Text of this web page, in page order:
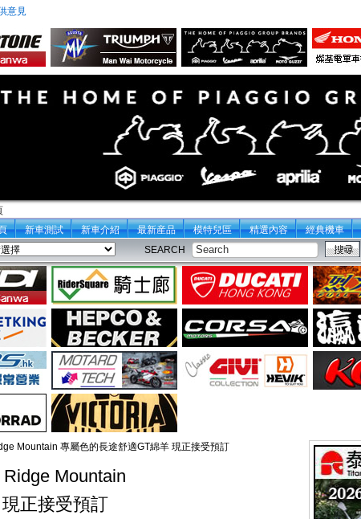
意見
新車測試 新車介紹 最新産品 模特兒區 精選內容 經典機車
SEARCH
Mountain 專屬色的長途舒適GT綿羊 現正接受預訂
Mountain
正接受預訂